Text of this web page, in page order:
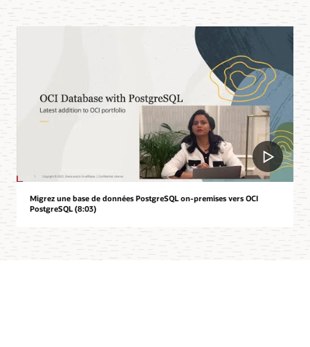
Migrez une base de données PostgreSQL on-premises vers OCI
PostgreSQL (8:03)